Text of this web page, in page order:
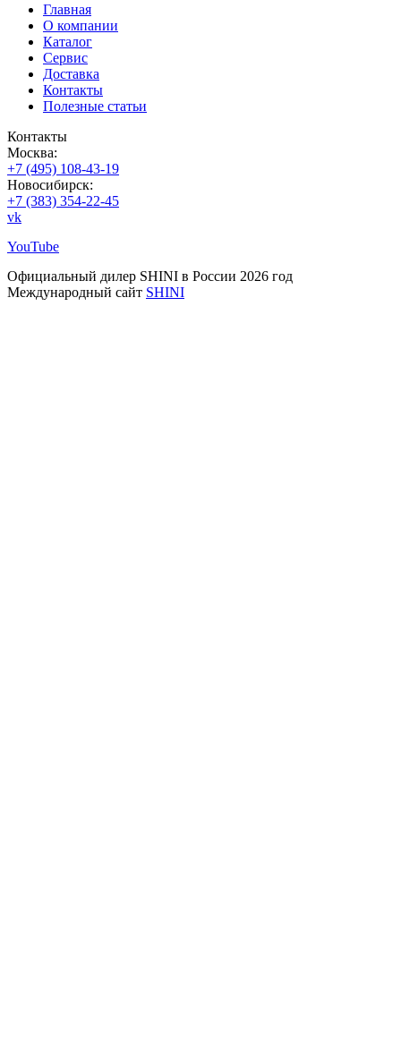
Главная
О компании
Каталог
Сервис
Доставка
Контакты
Полезные статьи
Контакты
Москва:
+7 (495) 108-43-19
Новосибирск:
+7 (383) 354-22-45
vk
YouTube
Официальный дилер SHINI в России 2026 год
Международный сайт SHINI